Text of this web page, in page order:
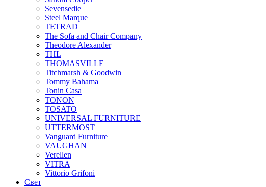
Sevensedie
Steel Marque
TETRAD
The Sofa and Chair Company
Theodore Alexander
THL
THOMASVILLE
Titchmarsh & Goodwin
Tommy Bahama
Tonin Casa
TONON
TOSATO
UNIVERSAL FURNITURE
UTTERMOST
Vanguard Furniture
VAUGHAN
Verellen
VITRA
Vittorio Grifoni
Свет